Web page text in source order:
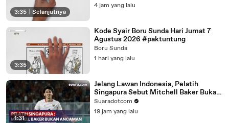
3:35 Selanjutnya
4 jam yang lalu
3:35
Kode Syair Boru Sunda Hari Jumat 7
Agustus 2026 #paktuntung
Boru Sunda
1 hari yang lalu
1:31
Jelang Lawan Indonesia, Pelatih
Singapura Sebut Mitchell Baker Bukan
Ancaman
Suaradotcom
19 jam yang lalu